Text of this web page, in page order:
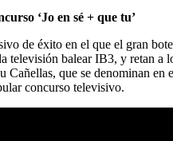
‘Jo en sé + que tu’
de éxito en el que el gran
televisión balear IB3, y retan
que se denominan
concurso televisivo.